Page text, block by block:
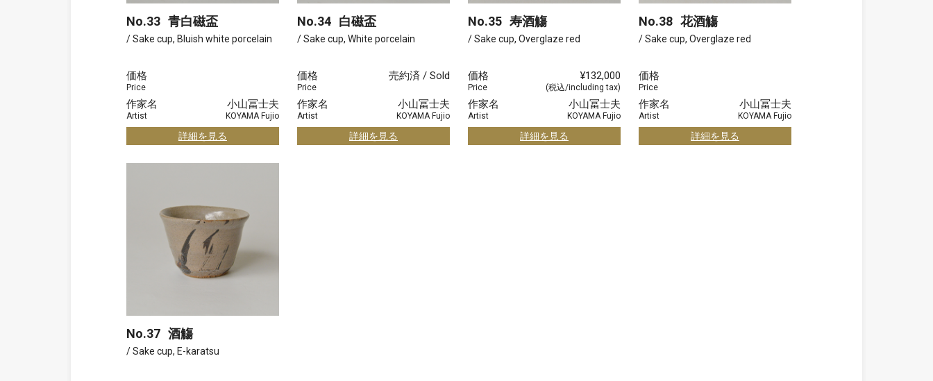
No.33 青白磁盃
/ Sake cup, Bluish white porcelain
価格
Price
作家名
Artist
小山冨士夫
KOYAMA Fujio
詳細を見る
No.34 白磁盃
/ Sake cup, White porcelain
価格
Price
売約済 / Sold
作家名
Artist
小山冨士夫
KOYAMA Fujio
詳細を見る
No.35 寿酒觴
/ Sake cup, Overglaze red
価格
Price
¥132,000
(税込/including tax)
作家名
Artist
小山冨士夫
KOYAMA Fujio
詳細を見る
No.38 花酒觴
/ Sake cup, Overglaze red
価格
Price
作家名
Artist
小山冨士夫
KOYAMA Fujio
詳細を見る
No.37 酒觴
/ Sake cup, E-karatsu